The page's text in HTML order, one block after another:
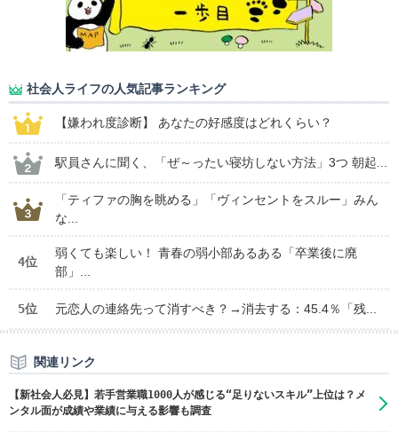
社会人ライフの人気記事ランキング
【嫌われ度診断】 あなたの好感度はどれくらい？
駅員さんに聞く、「ぜ～ったい寝坊しない方法」3つ 朝起...
「ティファの胸を眺める」「ヴィンセントをスルー」みん
な...
4位
弱くても楽しい！ 青春の弱小部あるある「卒業後に廃
部」...
5位 元恋人の連絡先って消すべき？→消去する：45.4％「残...
関連リンク
【新社会人必見】若手営業職1000人が感じる“足りないスキル”上位は？メ
ンタル面が成績や業績に与える影響も調査